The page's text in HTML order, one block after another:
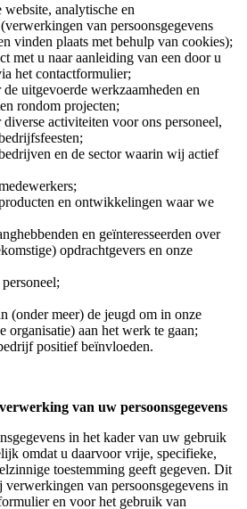
analytische en
van persoonsgegevens
vinden plaats met behulp van cookies);
met u naar aanleiding van een door u
het contactformulier;
uitgevoerde werkzaamheden en
rondom projecten;
activiteiten voor ons personeel,
en de sector waarin wij actief
en ontwikkelingen waar we
en geïnteresseerden over
opdrachtgevers en onze
(onder meer) de jeugd om in onze
organisatie) aan het werk te gaan;
positief beïnvloeden.
van uw persoonsgegevens
in het kader van uw gebruik
omdat u daarvoor vrije, specifieke,
toestemming geeft gegeven. Dit
van persoonsgegevens in
en voor het gebruik van